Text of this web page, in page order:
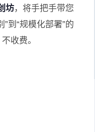
坊，将手把手带您
到“规模化部署”的
收费。